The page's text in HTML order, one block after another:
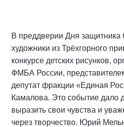
В преддверии Дня защитника
художники из Трёхгорного
конкурсе детских рисунков,
ФМБА России,
депутат фракции «Единая
Камалова. Это событие дало
выразить свои чувства и
через творчество. Юрий